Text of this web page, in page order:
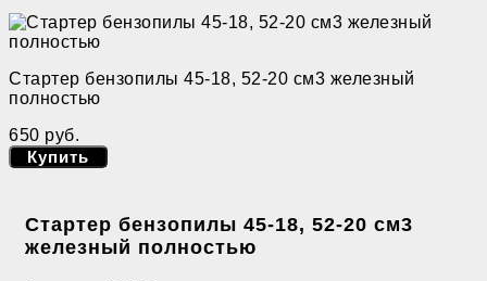
Стартер бензопилы 45-18, 52-20 см3 железный
полностью
650 руб.
Купить
Стартер бензопилы 45-18, 52-20 см3
железный полностью